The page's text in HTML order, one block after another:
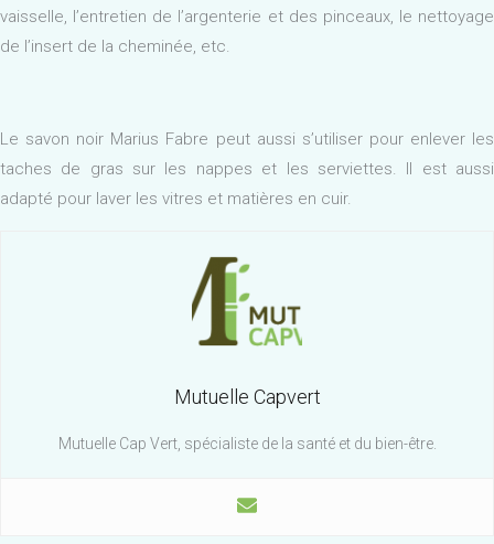
vaisselle, l’entretien de l’argenterie et des pinceaux, le nettoyage
de l’insert de la cheminée, etc.
Le savon noir Marius Fabre peut aussi s’utiliser pour enlever les
taches de gras sur les nappes et les serviettes. Il est aussi
adapté pour laver les vitres et matières en cuir.
Mutuelle Capvert
Mutuelle Cap Vert, spécialiste de la santé et du bien-être.